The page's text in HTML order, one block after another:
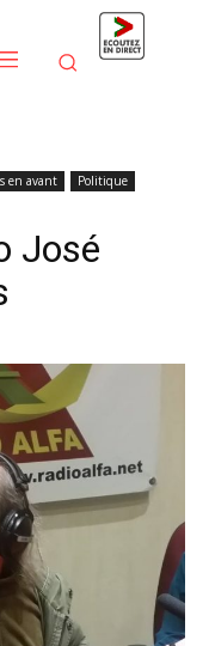
en avant
Politique
José